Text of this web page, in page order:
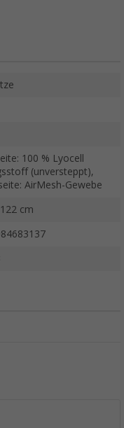
100 % Lyocell
(unversteppt),
AirMesh-Gewebe
cm